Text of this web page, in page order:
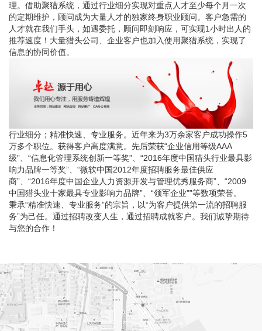
理。借助聚猎系统，通过行业细分实现对重点人才至少每个月一次
的定期维护，顾问成为大量人才的独家终身职业顾问。客户急需的
人才就在我们手头，如遇委托，顾问即刻响应，可实现1小时出人的
推荐速度！大量猎头公司、企业客户也加入使用聚猎系统，实现了
信息的协同价值。
行业细分；精准快速、专业服务。近年来为3万余家客户成功操作5
万多个职位。获得客户高度满意。先后荣获“企业信用等级AAA
级”、“信息化管理系统创新一等奖”、“2016年度中国猎头行业最具影
响力品牌一等奖”、“微软中国2012年度招聘服务最佳供应
商”、“2016年度中国企业人力资源开发与管理优秀服务商”、“2009
中国猎头业十家最具专业影响力品牌”、“领军企业"”等数项荣誉。
秉承“精准快速、专业服务”的宗旨，以“为客户提供第一流的招聘服
务”为己任。通过招聘改变人生，通过招聘成就客户。我们诚挚期待
与您的合作！